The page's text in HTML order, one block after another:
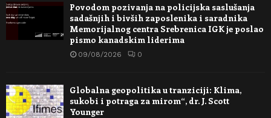
Povodom pozivanja na policijska saslušanja
sadašnjih i bivših zaposlenika i saradnika
Memorijalnog centra Srebrenica IGK je poslao
pismo kanadskim liderima
09/08/2026 0
Globalna geopolitika u tranziciji: Klima,
sukobi i potraga za mirom“, dr. J. Scott
Younger